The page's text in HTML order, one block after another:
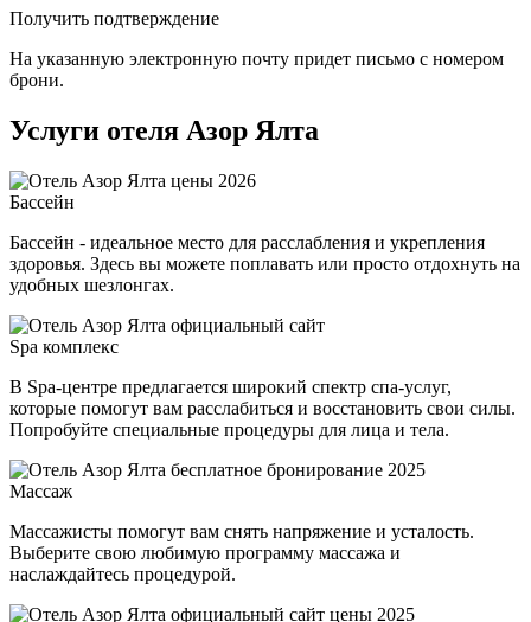
Получить подтверждение
На указанную электронную почту придет письмо с номером
брони.
Услуги отеля Азор Ялта
Бассейн
Бассейн - идеальное место для расслабления и укрепления
здоровья. Здесь вы можете поплавать или просто отдохнуть на
удобных шезлонгах.
Spa комплекс
В Spa-центре предлагается широкий спектр спа-услуг,
которые помогут вам расслабиться и восстановить свои силы.
Попробуйте специальные процедуры для лица и тела.
Массаж
Массажисты помогут вам снять напряжение и усталость.
Выберите свою любимую программу массажа и
наслаждайтесь процедурой.